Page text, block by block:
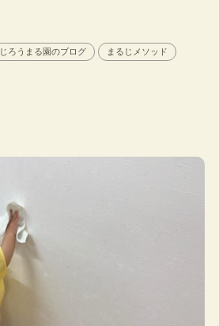
じろうまる園のブログ まるじメソッド